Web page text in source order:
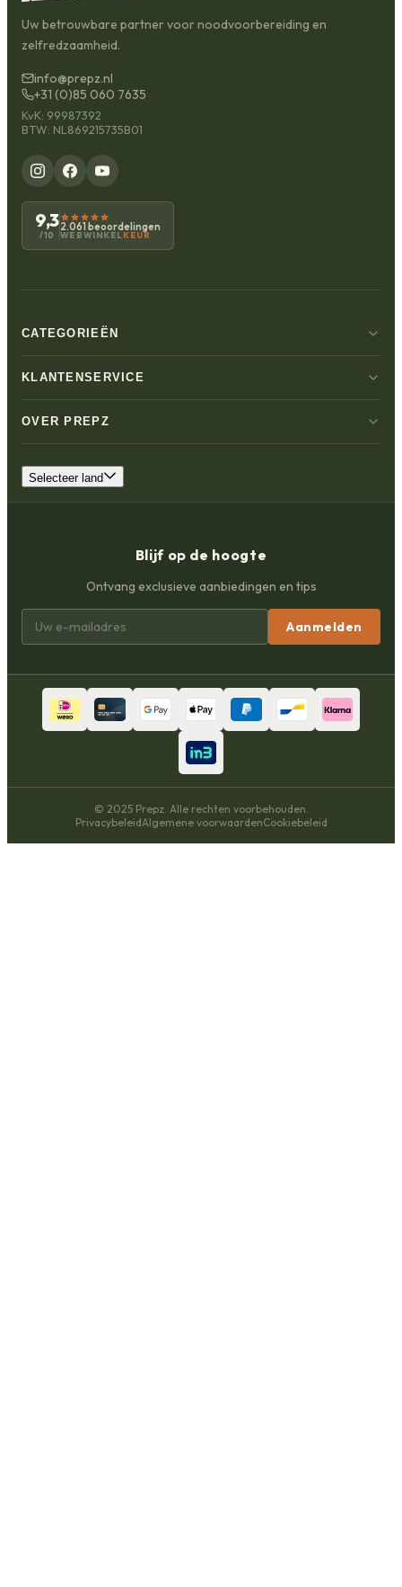
Uw betrouwbare partner voor noodvoorbereiding en
zelfredzaamheid.
info@prepz.nl
+31 (0)85 060 7635
KvK: 99987392
BTW: NL869215735B01
9,3
/10
2.061 beoordelingen
WEBWINKEL KEUR
CATEGORIEËN
KLANTENSERVICE
OVER PREPZ
Selecteer land
Blijf op de hoogte
Ontvang exclusieve aanbiedingen en tips
Aanmelden
© 2025 Prepz. Alle rechten voorbehouden.
PrivacybeleidAlgemene voorwaardenCookiebeleid